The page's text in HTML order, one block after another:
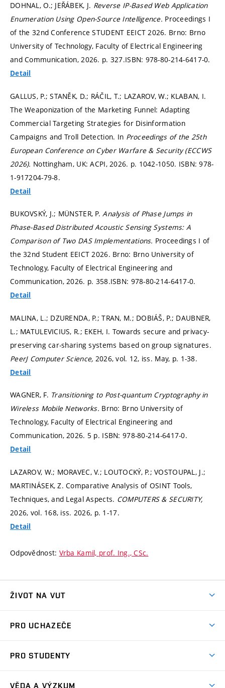
DOHNAL, O.; JEŘÁBEK, J. Reverse IP-Based Web Application
Enumeration Using Open-Source Intelligence. Proceedings I
of the 32nd Conference STUDENT EEICT 2026. Brno: Brno
University of Technology, Faculty of Electrical Engineering
and Communication, 2026. p. 327.ISBN: 978-80-214-6417-0.
Detail
GALLUS, P.; STANĚK, D.; RÁČIL, T.; LAZAROV, W.; KLABAN, I.
The Weaponization of the Marketing Funnel: Adapting
Commercial Targeting Strategies for Disinformation
Campaigns and Troll Detection. In Proceedings of the 25th
European Conference on Cyber Warfare & Security (ECCWS
2026). Nottingham, UK: ACPI, 2026. p. 1042-1050. ISBN: 978-
1-917204-79-8.
Detail
BUKOVSKÝ, J.; MÜNSTER, P.Analysis of Phase Jumps in
Phase-Based Distributed Acoustic Sensing Systems: A
Comparison of Two DAS Implementations. Proceedings I of
the 32nd Student EEICT 2026. Brno: Brno University of
Technology, Faculty of Electrical Engineering and
Communication, 2026. p. 358.ISBN: 978-80-214-6417-0.
Detail
MALINA, L.; DZURENDA, P.; TRAN, M.; DOBIÁŠ, P.; DAUBNER,
L.; MATULEVICIUS, R.; EKEH, I. Towards secure and privacy-
preserving car-sharing systems based on group signatures.
PeerJ Computer Science, 2026, vol. 12, iss. May, p. 1-38.
Detail
WAGNER, F. Transitioning to Post-quantum Cryptography in
Wireless Mobile Networks. Brno: Brno University of
Technology, Faculty of Electrical Engineering and
Communication, 2026. 5 p. ISBN: 978-80-214-6417-0.
Detail
LAZAROV, W.; MORAVEC, V.; LOUTOCKÝ, P.; VOSTOUPAL, J.;
MARTINÁSEK, Z. Comparative Analysis of OSINT Tools,
Techniques, and Legal Aspects. COMPUTERS & SECURITY,
2026, vol. 168, iss. 2026, p. 1-17.
Detail
Odpovědnost: Vrba Kamil, prof. Ing., CSc.
ŽIVOT NA VUT
Koleje
PRO UCHAZEČE
Dny otevřených dveří
PRO STUDENTY
VĚDA A VÝZKUM